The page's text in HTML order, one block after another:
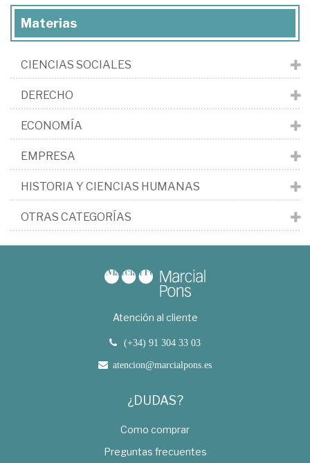
Materias
CIENCIAS SOCIALES
DERECHO
ECONOMÍA
EMPRESA
HISTORIA Y CIENCIAS HUMANAS
OTRAS CATEGORÍAS
Atención al cliente
(+34) 91 304 33 03
atencion@marcialpons.es
¿DUDAS?
Como comprar
Preguntas frecuentes